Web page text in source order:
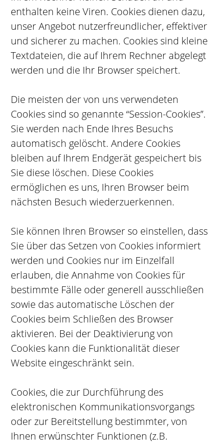
enthalten keine Viren. Cookies dienen dazu,
unser Angebot nutzerfreundlicher, effektiver
und sicherer zu machen. Cookies sind kleine
Textdateien, die auf Ihrem Rechner abgelegt
werden und die Ihr Browser speichert.
Die meisten der von uns verwendeten
Cookies sind so genannte “Session-Cookies”.
Sie werden nach Ende Ihres Besuchs
automatisch gelöscht. Andere Cookies
bleiben auf Ihrem Endgerät gespeichert bis
Sie diese löschen. Diese Cookies
ermöglichen es uns, Ihren Browser beim
nächsten Besuch wiederzuerkennen.
Sie können Ihren Browser so einstellen, dass
Sie über das Setzen von Cookies informiert
werden und Cookies nur im Einzelfall
erlauben, die Annahme von Cookies für
bestimmte Fälle oder generell ausschließen
sowie das automatische Löschen der
Cookies beim Schließen des Browser
aktivieren. Bei der Deaktivierung von
Cookies kann die Funktionalität dieser
Website eingeschränkt sein.
Cookies, die zur Durchführung des
elektronischen Kommunikationsvorgangs
oder zur Bereitstellung bestimmter, von
Ihnen erwünschter Funktionen (z.B.